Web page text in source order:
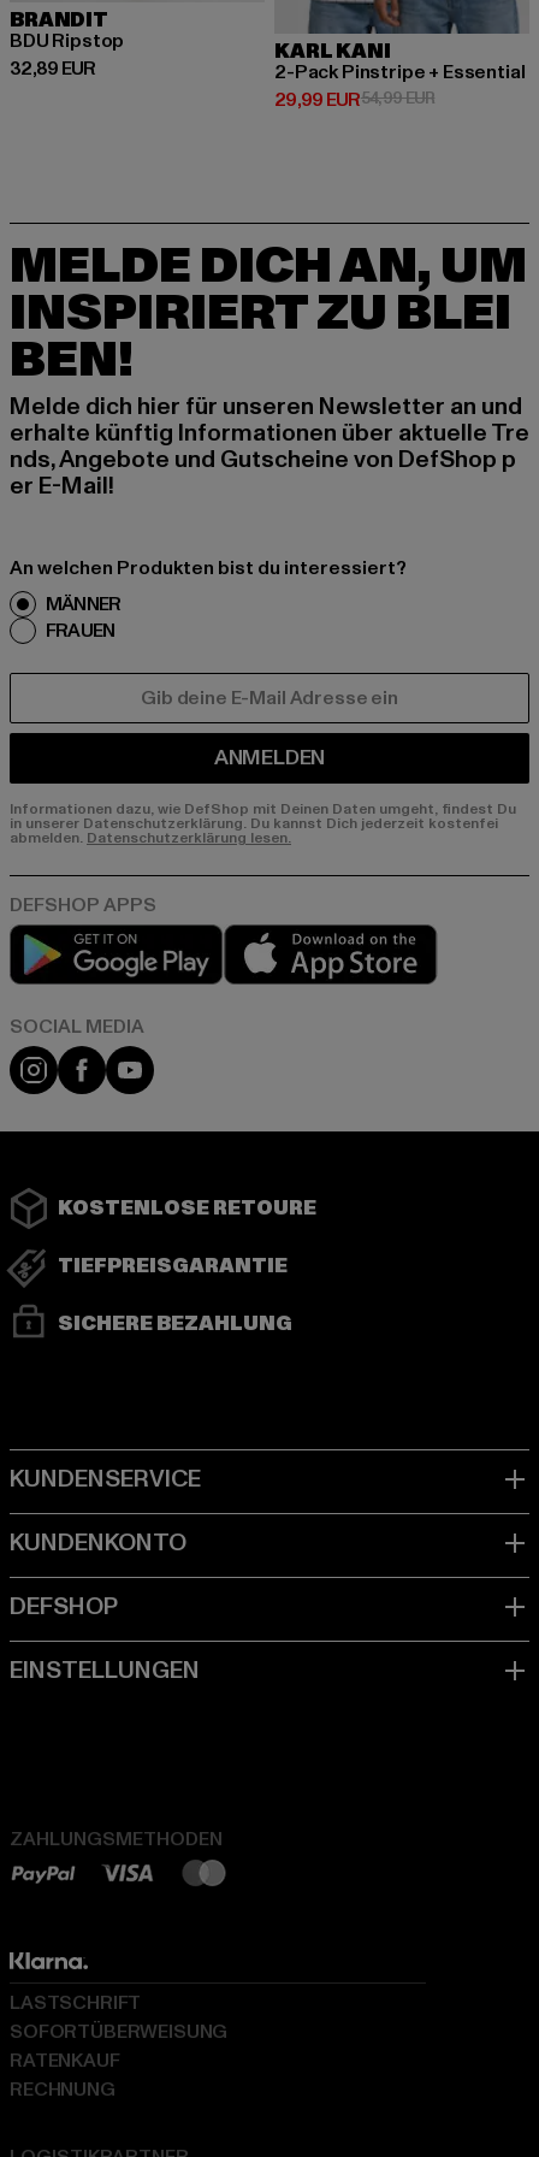
BRANDIT
BDU Ripstop
32,89 EUR
Derzeitiger Preis: 32,89 EUR
KARL KANI
2-Pack Pinstripe + Essential
29,99 EUR
Derzeitiger Preis: 29,99 EUR
54,99 EURAktionspreis:
MELDE DICH AN, UM
INSPIRIERT ZU BLEI
BEN!
Melde dich hier für unseren Newsletter an und
erhalte künftig Informationen über aktuelle Tre
nds, Angebote und Gutscheine von DefShop p
er E-Mail!
An welchen Produkten bist du interessiert?
MÄNNER
FRAUEN
ANMELDEN
Informationen dazu, wie DefShop mit Deinen Daten umgeht, findest Du
in unserer Datenschutzerklärung. Du kannst Dich jederzeit kostenfei
abmelden. Datenschutzerklärung lesen.
Play market
Instagram
FacebookYouTube
KOSTENLOSE RETOURE
TIEFPREISGARANTIE
SICHERE BEZAHLUNG
ZAHLUNGSMETHODEN
LASTSCHRIFT
SOFORTÜBERWEISUNG
RATENKAUF
RECHNUNG